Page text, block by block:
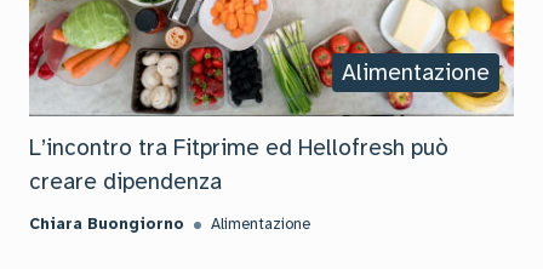
Alimentazione
L’incontro tra Fitprime ed Hellofresh può
creare dipendenza
Chiara Buongiorno Alimentazione